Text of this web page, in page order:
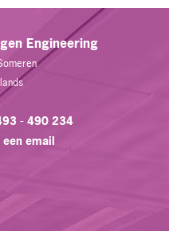
Engineering
- 490 234
email